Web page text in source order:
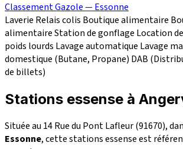
Classement Gazole — Essonne
Laverie Relais colis Boutique alimentaire
alimentaireStation de gonflage Location
poids lourds Lavage automatique Lavage
domestique (Butane, Propane) DAB
de billets)
Stations essense à
Située au 14 Rue du Pont Lafleur (91670),
Essonne, cette stations essense est